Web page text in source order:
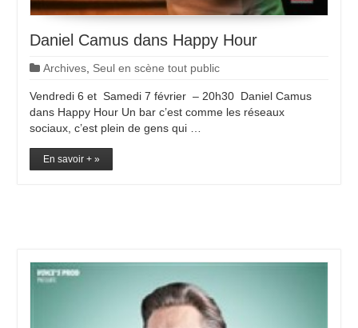
Daniel Camus dans Happy Hour
Archives Seul en scène tout public
Vendredi 6 et Samedi 7 février – 20h30 Daniel Camus
dans Happy Hour Un bar c’est comme les réseaux
sociaux, c’est plein de gens qui …
En savoir + »